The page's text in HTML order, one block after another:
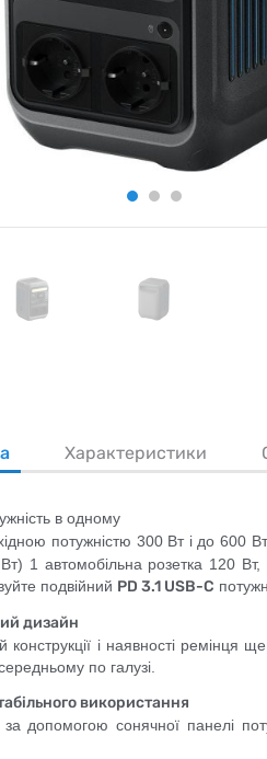
Характеристики
в одному
потужністю 300 Вт і до 600 Вт
1 автомобільна розетка 120
подвійний PD 3.1 USB-C
дизайн
конструкції і наявності
по галузі.
використання
за допомогою сонячної панелі